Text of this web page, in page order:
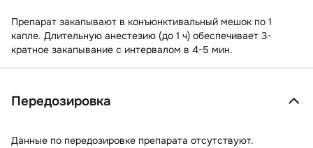
Препарат закапывают в конъюнктивальный мешок по 1
капле. Длительную анестезию (до 1 ч) обеспечивает 3-
кратное закапывание с интервалом в 4-5 мин.
Передозировка
Данные по передозировке препарата отсутствуют.